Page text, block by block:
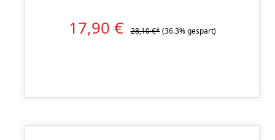
17,90 € 28,10 €* (36.3% gespart)